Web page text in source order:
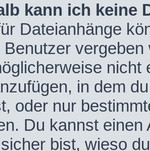
kann ich keine
Dateianhänge
Benutzer
nicht
in dem
oder nur
Du kannst
bist, wieso